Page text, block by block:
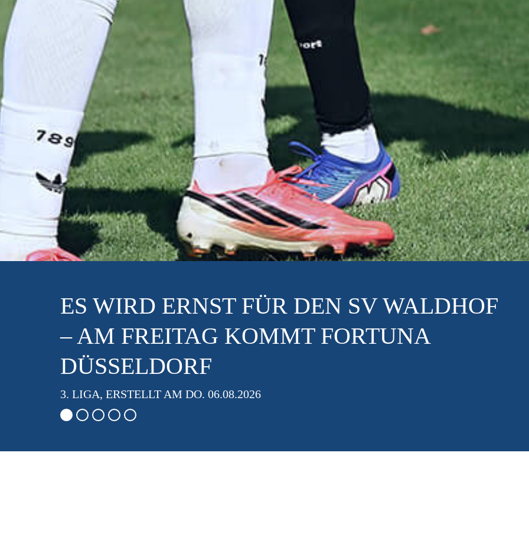
LOCKER EINE RUNDE WEITER – DER
SV WALDHOF SIEGT BEIM FV ELZTAL
MIT 9:0
3. LIGA, ERSTELLT AM MO. 03.08.2026